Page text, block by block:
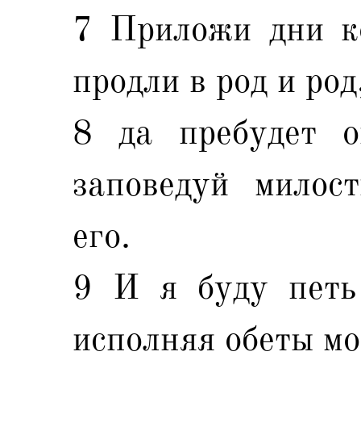
7 Приложи дни
продли в род и
8 да пребудет
заповедуй
его.
9 И я буду петь
исполняя обеты